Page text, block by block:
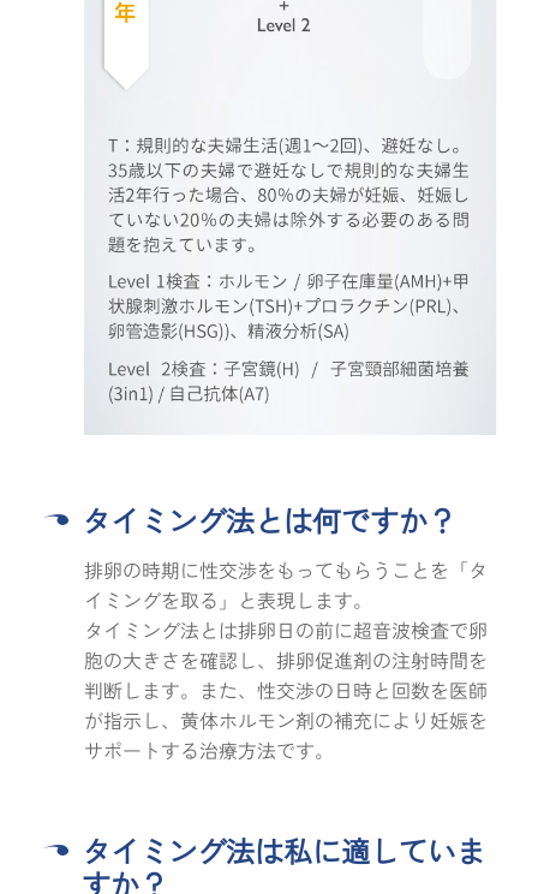
タイミング法とは何ですか？
排卵の時期に性交渉をもってもらうことを「タ
イミングを取る」と表現します。
タイミング法とは排卵日の前に超音波検査で卵
胞の大きさを確認し、排卵促進剤の注射時間を
判断します。また、性交渉の日時と回数を医師
が指示し、黄体ホルモン剤の補充により妊娠を
サポートする治療方法です。
タイミング法は私に適していま
すか？